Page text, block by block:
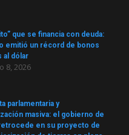
que se financia con deuda:
emitió un récord de bonos
al dólar
8, 2026
parlamentaria y
masiva: el gobierno de
en su proyecto de